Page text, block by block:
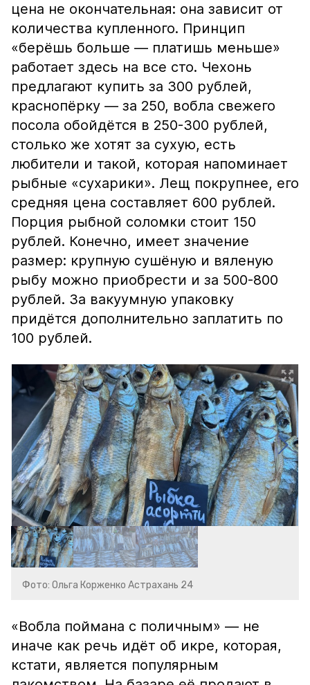
цена не окончательная: она зависит от
количества купленного. Принцип
«берёшь больше — платишь меньше»
работает здесь на все сто. Чехонь
предлагают купить за 300 рублей,
краснопёрку — за 250, вобла свежего
посола обойдётся в 250-300 рублей,
столько же хотят за сухую, есть
любители и такой, которая напоминает
рыбные «сухарики». Лещ покрупнее, его
средняя цена составляет 600 рублей.
Порция рыбной соломки стоит 150
рублей. Конечно, имеет значение
размер: крупную сушёную и вяленую
рыбу можно приобрести и за 500-800
рублей. За вакуумную упаковку
придётся дополнительно заплатить по
100 рублей.
Фото: Ольга Корженко Астрахань 24
«Вобла поймана с поличным» — не
иначе как речь идёт об икре, которая,
кстати, является популярным